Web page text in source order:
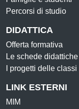
Percorsi di studio
DIDATTICA
Offerta formativa
Le schede didattiche
I progetti delle classi
LINK ESTERNI
MIM